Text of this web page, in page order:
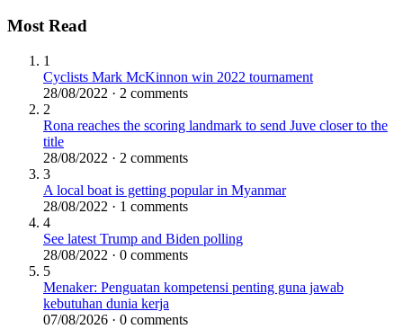
Most Read
1
Cyclists Mark McKinnon win 2022 tournament
28/08/2022 · 2 comments
2
Rona reaches the scoring landmark to send Juve closer to the
title
28/08/2022 · 2 comments
3
A local boat is getting popular in Myanmar
28/08/2022 · 1 comments
4
See latest Trump and Biden polling
28/08/2022 · 0 comments
5
Menaker: Penguatan kompetensi penting guna jawab
kebutuhan dunia kerja
07/08/2026 · 0 comments